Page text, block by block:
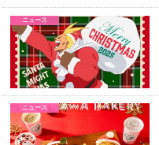
ニュース
ニュース